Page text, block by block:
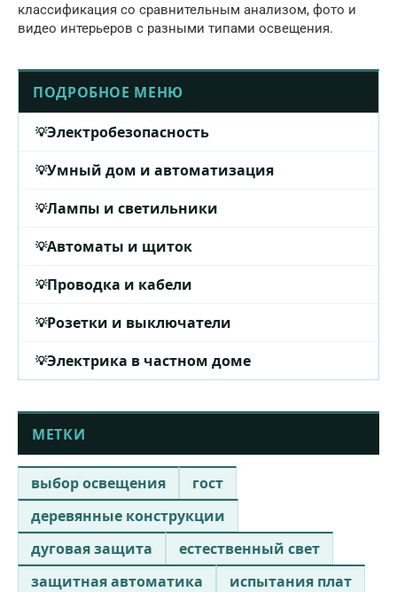
классификация со сравнительным анализом, фото и
видео интерьеров с разными типами освещения.
ПОДРОБНОЕ МЕНЮ
Электробезопасность
Умный дом и автоматизация
Лампы и светильники
Автоматы и щиток
Проводка и кабели
Розетки и выключатели
Электрика в частном доме
МЕТКИ
выбор освещения
гост
деревянные конструкции
дуговая защита
естественный свет
защитная автоматика
испытания плат